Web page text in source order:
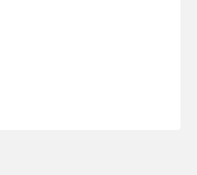
dwa pokoje 4-
oraz
z myślą o
mnóstwo